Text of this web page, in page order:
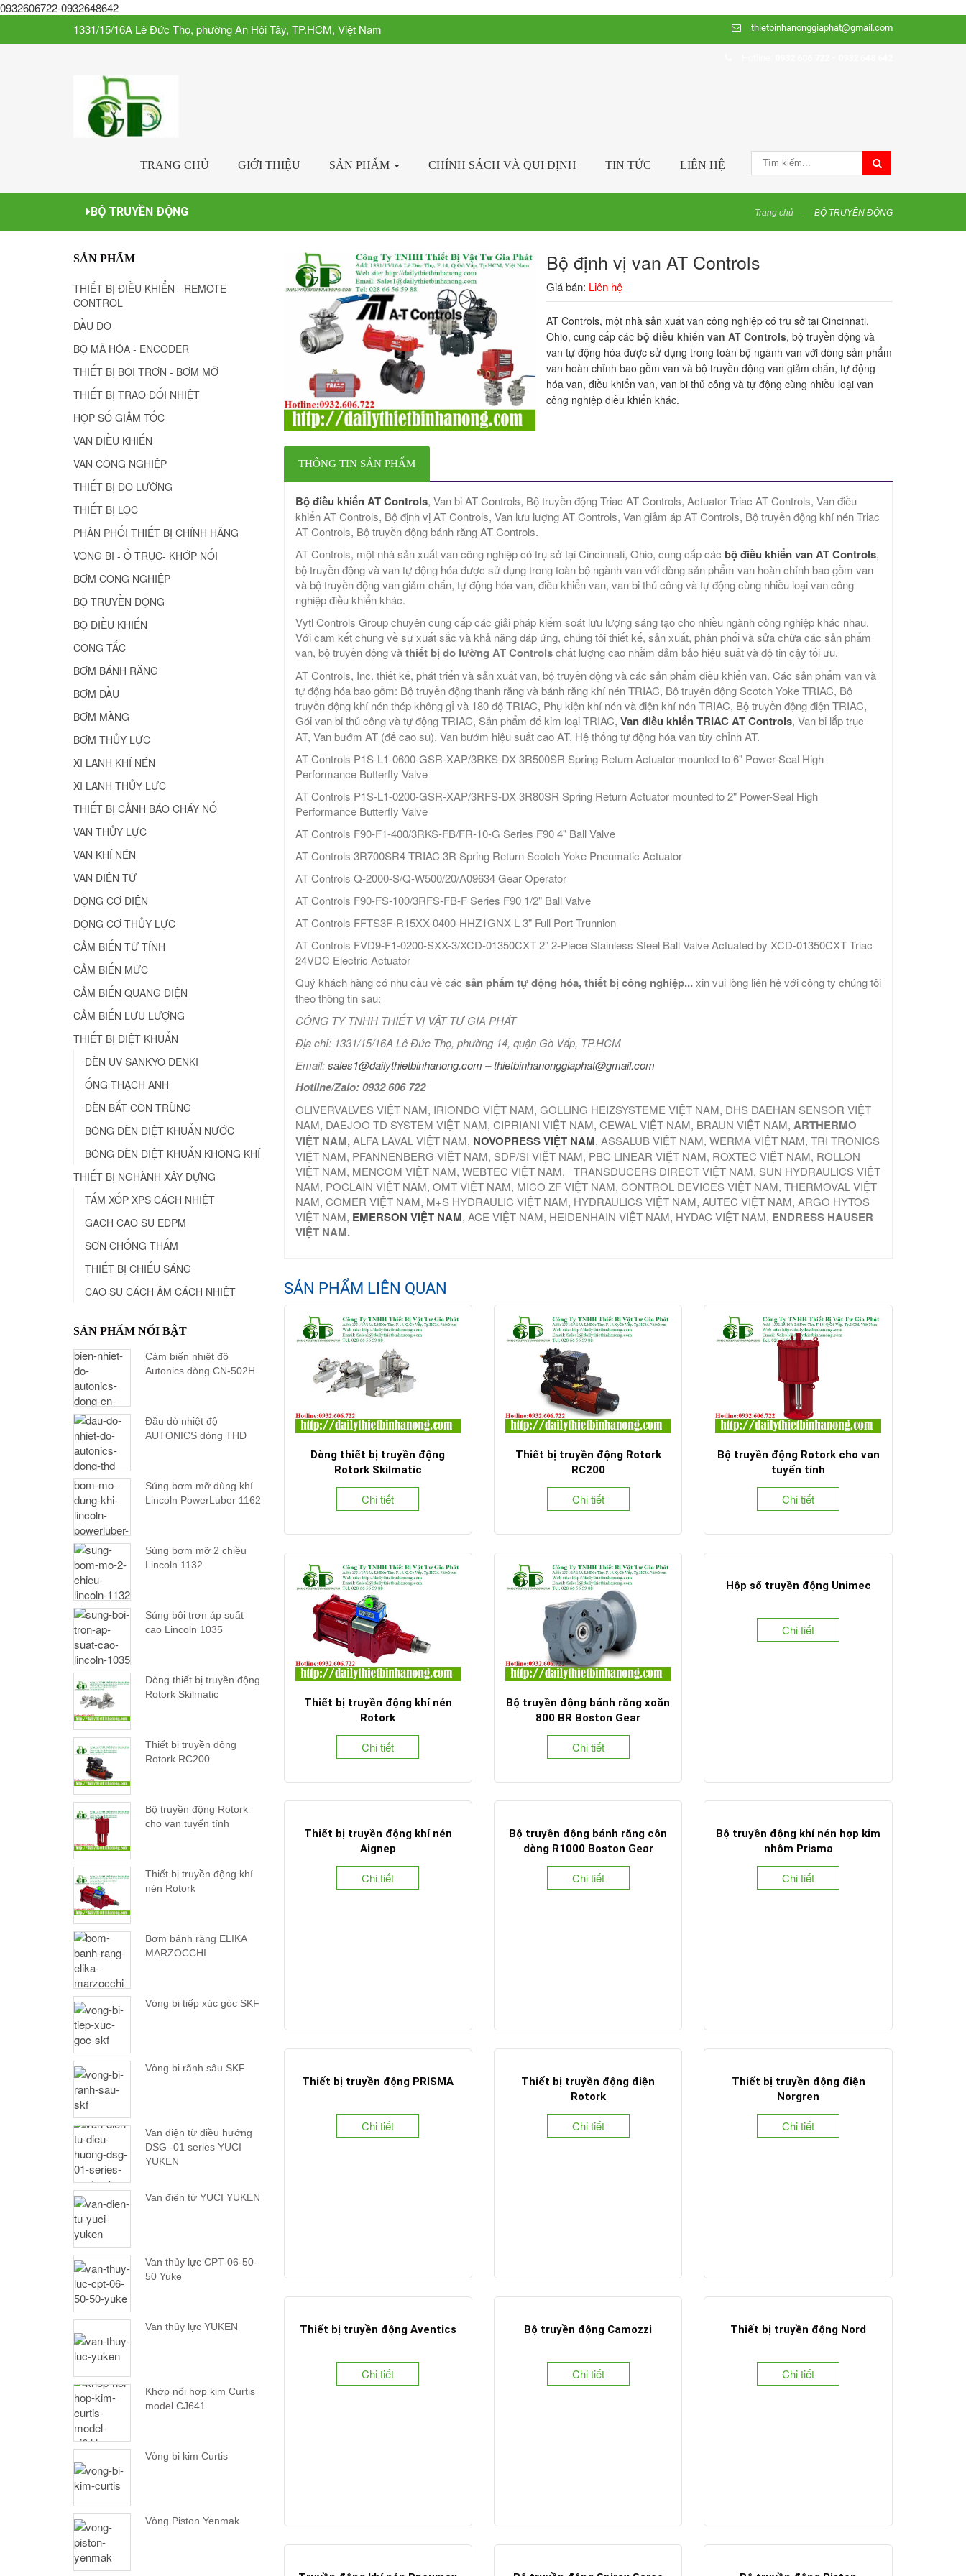
0932606722-0932648642
1331/15/16A Lê Đức Thọ, phường An Hội Tây, TP.HCM, Việt Nam
thietbinhanonggiaphat@gmail.com
TRANG CHỦ GIỚI THIỆU SẢN PHẨM CHÍNH SÁCH VÀ QUI ĐỊNH TIN TỨC LIÊN HỆ
BỘ TRUYỀN ĐỘNG Trang chủ BỘ TRUYỀN ĐỘNG
Bộ định vị van AT Controls
Giá bán: Liên hệ
AT Controls, một nhà sản xuất van công nghiệp có trụ sở tại Cincinnati,
Ohio, cung cấp cácbộ điều khiển van AT Controls, bộ truyền động và
van tự động hóa được sử dụng trong toàn bộ ngành van với dòng sản phẩm
van hoàn chỉnh bao gồm van và bộ truyền động van giảm chấn, tự động
hóa van, điều khiển van, van bi thủ công và tự động cùng nhiều loại van
công nghiệp điều khiển khác.
THÔNG TIN SẢN PHẨM
Bộ điều khiển AT Controls, Van bi AT Controls, Bộ truyền động Triac AT Controls, Actuator Triac AT Controls, Van điều
khiển AT Controls, Bộ định vị AT Controls, Van lưu lượng AT Controls, Van giảm áp AT Controls, Bộ truyền động khí nén Triac
AT Controls, Bộ truyền động bánh răng AT Controls.
AT Controls, một nhà sản xuất van công nghiệp có trụ sở tại Cincinnati, Ohio, cung cấp các bộ điều khiển van AT Controls,
bộ truyền động và van tự động hóa được sử dụng trong toàn bộ ngành van với dòng sản phẩm van hoàn chỉnh bao gồm van
và bộ truyền động van giảm chấn, tự động hóa van, điều khiển van, van bi thủ công và tự động cùng nhiều loại van công
nghiệp điều khiển khác.
Vytl Controls Group chuyên cung cấp các giải pháp kiểm soát lưu lượng sáng tạo cho nhiều ngành công nghiệp khác nhau.
Với cam kết chung về sự xuất sắc và khả năng đáp ứng, chúng tôi thiết kế, sản xuất, phân phối và sửa chữa các sản phẩm
van, bộ truyền động vàthiết bị đo lường AT Controlschất lượng cao nhằm đảm bảo hiệu suất và độ tin cậy tối ưu.
AT Controls, Inc. thiết kế, phát triển và sản xuất van, bộ truyền động và các sản phẩm điều khiển van. Các sản phẩm van và
tự động hóa bao gồm: Bộ truyền động thanh răng và bánh răng khí nén TRIAC, Bộ truyền động Scotch Yoke TRIAC, Bộ
truyền động khí nén thép không gỉ và 180 độ TRIAC, Phụ kiện khí nén và điện khí nén TRIAC, Bộ truyền động điện TRIAC,
Gói van bi thủ công và tự động TRIAC, Sản phẩm đế kim loại TRIAC, Van điều khiển TRIAC AT Controls, Van bi lắp trục
AT, Van bướm AT (đế cao su), Van bướm hiệu suất cao AT, Hệ thống tự động hóa van tùy chỉnh AT.
AT Controls P1S-L1-0600-GSR-XAP/3RKS-DX 3R500SR Spring Return Actuator mounted to 6" Power-Seal High
Performance Butterfly Valve
AT Controls P1S-L1-0200-GSR-XAP/3RFS-DX 3R80SR Spring Return Actuator mounted to 2" Power-Seal High
Performance Butterfly Valve
AT Controls F90-F1-400/3RKS-FB/FR-10-G Series F90 4" Ball Valve
AT Controls 3R700SR4 TRIAC 3R Spring Return Scotch Yoke Pneumatic Actuator
AT Controls Q-2000-S/Q-W500/20/A09634 Gear Operator
AT Controls F90-FS-100/3RFS-FB-F Series F90 1/2" Ball Valve
AT Controls FFTS3F-R15XX-0400-HHZ1GNX-L 3" Full Port Trunnion
AT Controls FVD9-F1-0200-SXX-3/XCD-01350CXT 2" 2-Piece Stainless Steel Ball Valve Actuated by XCD-01350CXT Triac
24VDC Electric Actuator
Quý khách hàng có nhu cầu về các sản phẩm tự động hóa, thiết bị công nghiệp...xin vui lòng liên hệ với công ty chúng tôi
theo thông tin sau:
CÔNG TY TNHH THIẾT VỊ VẬT TƯ GIA PHÁT
Địa chỉ: 1331/15/16A Lê Đức Thọ, phường 14, quận Gò Vấp, TP.HCM
Email:sales1@dailythietbinhanong.com –thietbinhanonggiaphat@gmail.com
Hotline/Zalo: 0932 606 722
OLIVERVALVES VIỆT NAM, IRIONDO VIỆT NAM, GOLLING HEIZSYSTEME VIỆT NAM, DHS DAEHAN SENSOR VIỆT
NAM, DAEJOO TD SYSTEM VIỆT NAM, CIPRIANI VIỆT NAM, CEWAL VIỆT NAM, BRAUN VIỆT NAM, ARTHERMO
VIỆT NAM,ALFA LAVAL VIỆT NAM, NOVOPRESS VIỆT NAM, ASSALUB VIỆT NAM, WERMA VIỆT NAM, TRI TRONICS
VIỆT NAM, PFANNENBERG VIỆT NAM, SDP/SI VIỆT NAM, PBC LINEAR VIỆT NAM, ROXTEC VIỆT NAM, ROLLON
VIỆT NAM, MENCOM VIỆT NAM, WEBTEC VIỆT NAM, TRANSDUCERS DIRECT VIỆT NAM, SUN HYDRAULICS VIỆT
NAM, POCLAIN VIỆT NAM, OMT VIỆT NAM, MICO ZF VIỆT NAM, CONTROL DEVICES VIỆT NAM, THERMOVAL VIỆT
NAM, COMER VIỆT NAM, M+S HYDRAULIC VIỆT NAM, HYDRAULICS VIỆT NAM, AUTEC VIỆT NAM, ARGO HYTOS
VIỆT NAM, EMERSON VIỆT NAM, ACE VIỆT NAM, HEIDENHAIN VIỆT NAM, HYDAC VIỆT NAM, ENDRESS HAUSER
VIỆT NAM.
SẢN PHẨM LIÊN QUAN
Dòng thiết bị truyền động
Rotork Skilmatic
Chi tiết
Thiết bị truyền động Rotork
RC200
Chi tiết
Bộ truyền động Rotork cho van
tuyến tính
Chi tiết
Thiết bị truyền động khí nén
Rotork
Chi tiết
Bộ truyền động bánh răng xoắn
800 BR Boston Gear
Chi tiết
Hộp số truyền động Unimec
Chi tiết
Thiết bị truyền động khí nén
Aignep
Chi tiết
Bộ truyền động bánh răng côn
dòng R1000 Boston Gear
Chi tiết
Bộ truyền động khí nén hợp kim
nhôm Prisma
Chi tiết
Thiết bị truyền động PRISMA
Chi tiết
Thiết bị truyền động điện
Rotork
Chi tiết
Thiết bị truyền động điện
Norgren
Chi tiết
Thiết bị truyền động Aventics
Chi tiết
Bộ truyền động Camozzi
Chi tiết
Thiết bị truyền động Nord
Chi tiết
SẢN PHẨM
THIẾT BỊ ĐIỀU KHIỂN - REMOTE
CONTROL
ĐẦU DÒ
BỘ MÃ HÓA - ENCODER
THIẾT BỊ BÔI TRƠN - BƠM MỠ
THIẾT BỊ TRAO ĐỔI NHIỆT
HỘP SỐ GIẢM TỐC
VAN ĐIỀU KHIỂN
VAN CÔNG NGHIỆP
THIẾT BỊ ĐO LƯỜNG
THIẾT BỊ LỌC
PHÂN PHỐI THIẾT BỊ CHÍNH HÃNG
VÒNG BI - Ổ TRỤC- KHỚP NỐI
BƠM CÔNG NGHIỆP
BỘ TRUYỀN ĐỘNG
BỘ ĐIỀU KHIỂN
CÔNG TẮC
BƠM BÁNH RĂNG
BƠM DẦU
BƠM MÀNG
BƠM THỦY LỰC
XI LANH KHÍ NÉN
XI LANH THỦY LỰC
THIẾT BỊ CẢNH BÁO CHÁY NỔ
VAN THỦY LỰC
VAN KHÍ NÉN
VAN ĐIỆN TỪ
ĐỘNG CƠ ĐIỆN
ĐỘNG CƠ THỦY LỰC
CẢM BIẾN TỪ TÍNH
CẢM BIẾN MỨC
CẢM BIẾN QUANG ĐIỆN
CẢM BIẾN LƯU LƯỢNG
THIẾT BỊ DIỆT KHUẨN
ĐÈN UV SANKYO DENKI
ỐNG THẠCH ANH
ĐÈN BẮT CÔN TRÙNG
BÓNG ĐÈN DIỆT KHUẨN NƯỚC
BÓNG ĐÈN DIỆT KHUẨN KHÔNG KHÍ
THIẾT BỊ NGHÀNH XÂY DỰNG
TẤM XỐP XPS CÁCH NHIỆT
GẠCH CAO SU EDPM
SƠN CHỐNG THẤM
THIẾT BỊ CHIẾU SÁNG
CAO SU CÁCH ÂM CÁCH NHIỆT
SẢN PHẨM NỔI BẬT
Cảm biến nhiệt độ
Autonics dòng CN-502H
Đầu dò nhiệt độ
AUTONICS dòng THD
Súng bơm mỡ dùng khí
Lincoln PowerLuber 1162
Súng bơm mỡ 2 chiều
Lincoln 1132
Súng bôi trơn áp suất
cao Lincoln 1035
Dòng thiết bị truyền động
Rotork Skilmatic
Thiết bị truyền động
Rotork RC200
Bộ truyền động Rotork
cho van tuyến tính
Thiết bị truyền động khí
nén Rotork
Bơm bánh răng ELIKA
MARZOCCHI
Vòng bi tiếp xúc góc SKF
Vòng bi rãnh sâu SKF
Van điện từ điều hướng
DSG -01 series YUCI
YUKEN
Van điện từ YUCI YUKEN
Van thủy lực CPT-06-50-
50 Yuke
Van thủy lực YUKEN
Khớp nối hợp kim Curtis
model CJ641
Vòng bi kim Curtis
Vòng Piston Yenmak